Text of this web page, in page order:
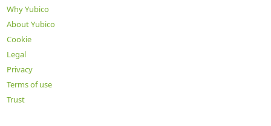
Why Yubico
About Yubico
Cookie
Legal
Privacy
Terms of use
Trust